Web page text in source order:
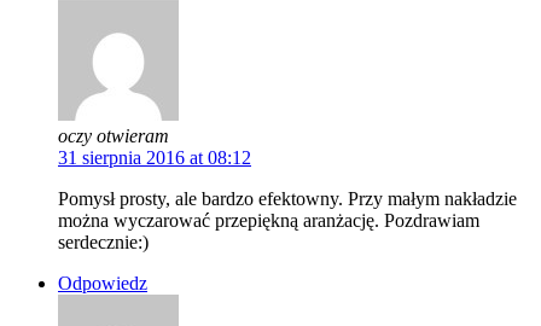
oczy otwieram
31 sierpnia 2016 at 08:12
Pomysł prosty, ale bardzo efektowny. Przy małym nakładzie
można wyczarować przepiękną aranżację. Pozdrawiam
serdecznie:)
Odpowiedz